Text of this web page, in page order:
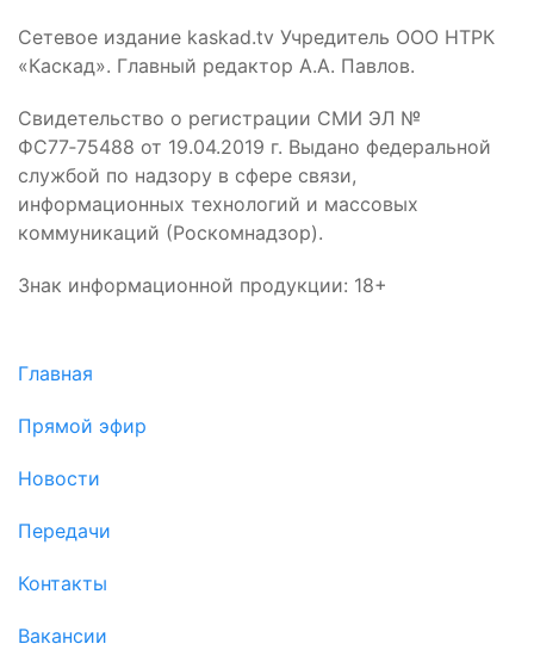
Сетевое издание kaskad.tv Учредитель ООО НТРК
«Каскад». Главный редактор А.А. Павлов.
Свидетельство о регистрации СМИ ЭЛ №
ФС77‑75488 от 19.04.2019 г. Выдано федеральной
службой по надзору в сфере связи,
информационных технологий и массовых
коммуникаций (Роскомнадзор).
Знак информационной продукции: 18+
Главная
Прямой эфир
Новости
Передачи
Контакты
Вакансии